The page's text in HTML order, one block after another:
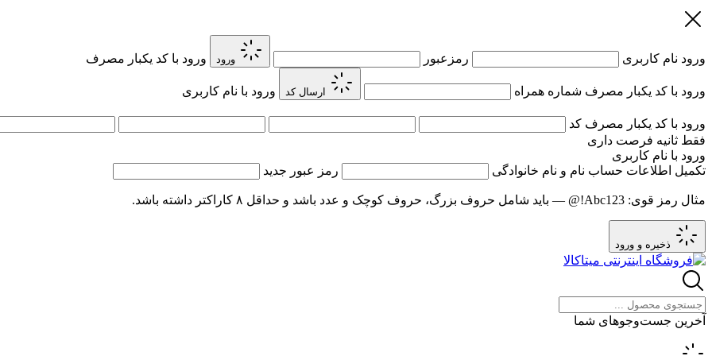
ورود نام کاربری رمزعبور ورود ورود با کد یکبار مصرف
ورود با کد یکبار مصرف شماره همراه ارسال کد ورود با نام کاربری
ورود با کد یکبار مصرف کد
فقط ثانیه فرصت داری
ورود با نام کاربری
تکمیل اطلاعات حساب نام و نام خانوادگی رمز عبور جدید
مثال رمز قوی: Abc123!@ — باید شامل حروف بزرگ، حروف کوچک و عدد باشد و حداقل ۸ کاراکتر داشته باشد.
ذخیره و ورود
آخرین جست‌وجوهای شما